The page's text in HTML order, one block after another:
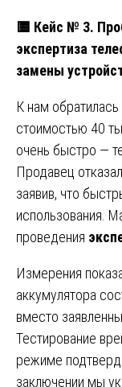
🟨 Кейс № 3.
экспертиза
замены
К нам
стоимостью 40
очень быстро —
Продавец
заявив, что
использования.
проведения
Измерения
аккумулятора
вместо
Тестирование
режиме
заключении мы